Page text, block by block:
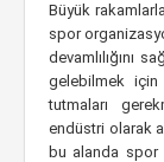
Büyük
spor
devamlılığını
gelebilmek için
tutmaları
endüstri olarak
bu alanda spor